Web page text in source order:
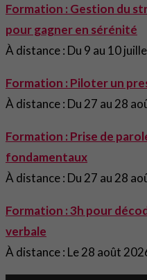
Formation : Gestion du
pour gagner en sérénité
À distance : Du 9 au 10
Formation : Piloter un
À distance : Du 27 au 28
Formation : Prise de
fondamentaux
À distance : Du 27 au 28
Formation : 3h pour
verbale
À distance : Le 28 août